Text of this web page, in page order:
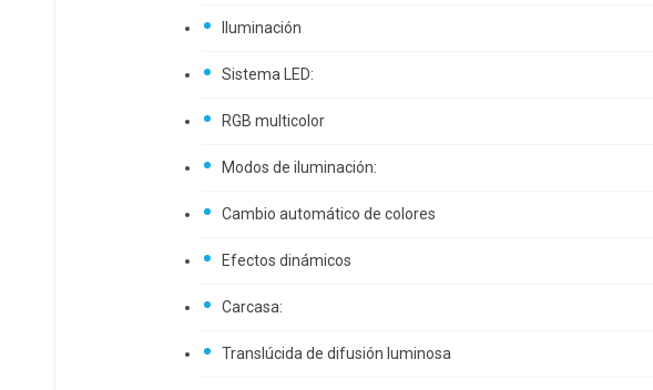
Iluminación
Sistema LED:
RGB multicolor
Modos de iluminación:
Cambio automático de colores
Efectos dinámicos
Carcasa:
Translúcida de difusión luminosa